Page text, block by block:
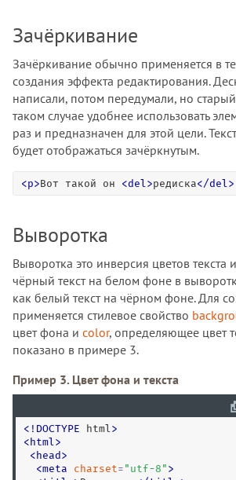
Зачёркивание
Зачёркивание обычно применяется в
создания эффекта редактирования.
написали, потом передумали, но старый
таком случае удобнее использовать
раз и предназначен для этой цели.
будет отображаться зачёркнутым.
<p>Вот такой он <del>редиска</del>
Выворотка
Выворотка это инверсия цветов
чёрный текст на белом фоне в
как белый текст на чёрном фоне. Для
применяется стилевое свойство
цвет фона и color, определяющее цвет
показано в примере 3.
Пример 3. Цвет фона и текста
< ! DOCTYPE html>
< html>
< head >
<meta charset= " utf-8 " >